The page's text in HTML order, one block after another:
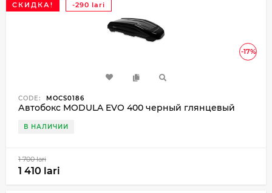
-17%
СКИДКА! -290 lari
CODE: MOCS0186
Автобокс MODULA EVO 400 черный глянцевый
В НАЛИЧИИ
1 700 lari
1 410 lari